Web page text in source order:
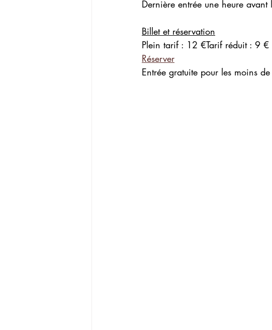
Dernière entrée une heure avant
Billet et réservation
Plein tarif : 12 €Tarif réduit : 9 €
Réserver
Entrée gratuite pour les moins